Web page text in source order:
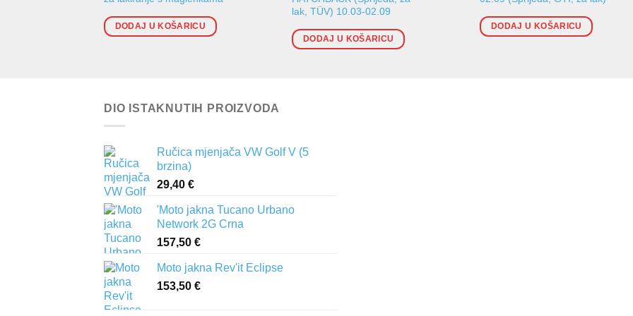
DODAJ U KOŠARICU
lak, TÜV) 10.03-02.09
DODAJ U KOŠARICU
DODAJ U KOŠARICU
DIO ISTAKNUTIH PROIZVODA
Ručica mjenjača VW Golf V (5
brzina)
29,40 €
'Moto jakna Tucano Urbano
Network 2G Crna
157,50 €
Moto jakna Rev'it Eclipse
153,50 €